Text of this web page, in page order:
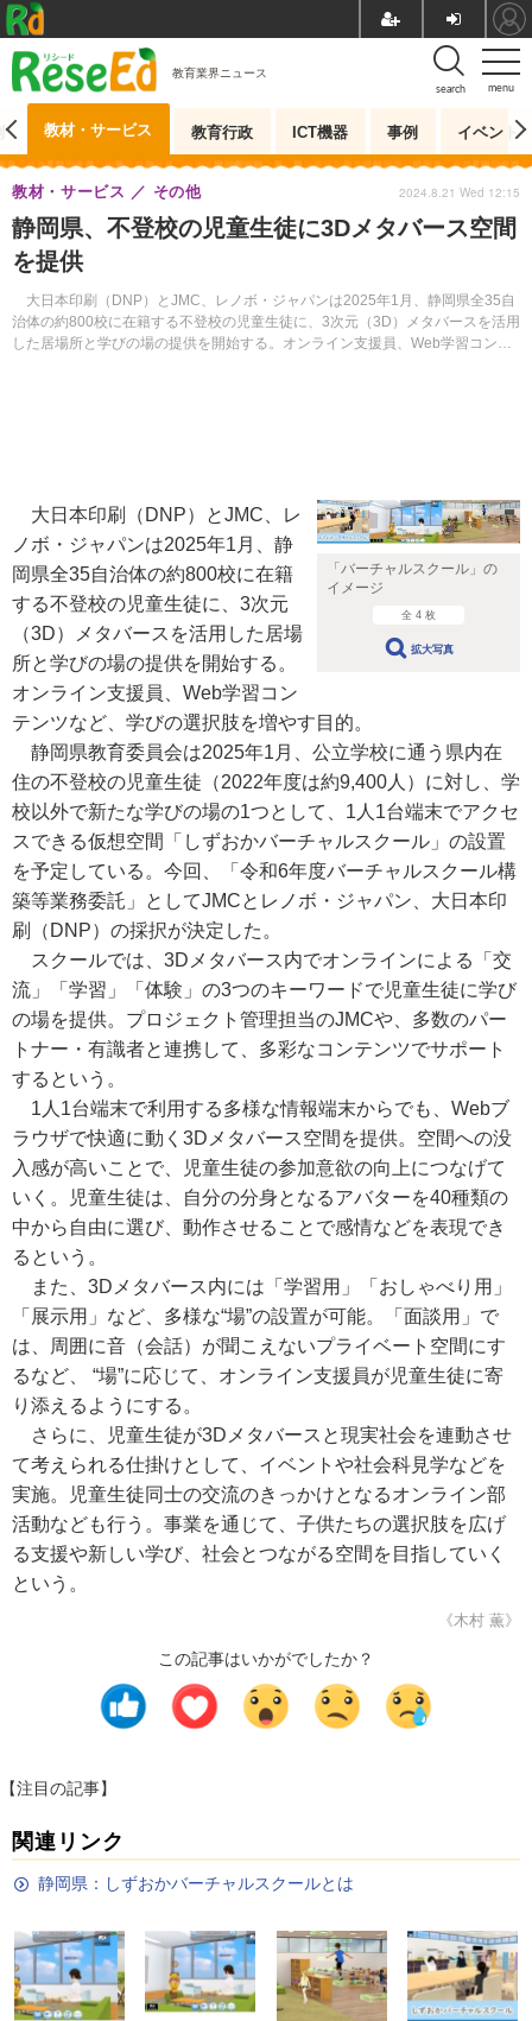
menu
search
教育業界ニュース
教材・サービス 教育行政 ICT機器 事例 イベント
静岡県、不登校の児童生徒に3Dメタバース空間
を提供
大日本印刷（DNP）とJMC、レノボ・ジャパンは2025年1月、静岡県全35自
治体の約800校に在籍する不登校の児童生徒に、3次元（3D）メタバースを活用
した居場所と学びの場の提供を開始する。オンライン支援員、Web学習コンテ
教材・サービス その他 2024.8.21 Wed 12:15
「バーチャルスクール」の
イメージ
全 4 枚
拡大写真
大日本印刷（DNP）とJMC、レ
ノボ・ジャパンは2025年1月、静
岡県全35自治体の約800校に在籍
する不登校の児童生徒に、3次元
（3D）メタバースを活用した居場
所と学びの場の提供を開始する。
オンライン支援員、Web学習コン
テンツなど、学びの選択肢を増やす目的。
静岡県教育委員会は2025年1月、公立学校に通う県内在
住の不登校の児童生徒（2022年度は約9,400人）に対し、学
校以外で新たな学びの場の1つとして、1人1台端末でアクセ
スできる仮想空間「しずおかバーチャルスクール」の設置
を予定している。今回、「令和6年度バーチャルスクール構
築等業務委託」としてJMCとレノボ・ジャパン、大日本印
刷（DNP）の採択が決定した。
スクールでは、3Dメタバース内でオンラインによる「交
流」「学習」「体験」の3つのキーワードで児童生徒に学び
の場を提供。プロジェクト管理担当のJMCや、多数のパー
トナー・有識者と連携して、多彩なコンテンツでサポート
するという。
1人1台端末で利用する多様な情報端末からでも、Webブ
ラウザで快適に動く3Dメタバース空間を提供。空間への没
入感が高いことで、児童生徒の参加意欲の向上につなげて
いく。児童生徒は、自分の分身となるアバターを40種類の
中から自由に選び、動作させることで感情などを表現でき
るという。
また、3Dメタバース内には「学習用」「おしゃべり用」
「展示用」など、多様な“場”の設置が可能。「面談用」で
は、周囲に音（会話）が聞こえないプライベート空間にす
るなど、 “場”に応じて、オンライン支援員が児童生徒に寄
り添えるようにする。
さらに、児童生徒が3Dメタバースと現実社会を連動させ
て考えられる仕掛けとして、イベントや社会科見学などを
実施。児童生徒同士の交流のきっかけとなるオンライン部
活動なども行う。事業を通じて、子供たちの選択肢を広げ
る支援や新しい学び、社会とつながる空間を目指していく
という。
《木村 薫》
この記事はいかがでしたか？
【注目の記事】
関連リンク
静岡県：しずおかバーチャルスクールとは